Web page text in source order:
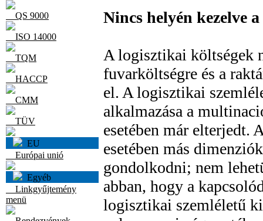
QS 9000
ISO 14000
TQM
HACCP
CMM
TÜV
EU
Európai unió
Egyéb
Linkgyűjtemény
menü
Nincs helyén kezelve
A logisztikai költségek
fuvarköltségre és a
el. A logisztikai
alkalmazása a
esetében már elterjedt.
esetében más
gondolkodni; nem
abban, hogy a
logisztikai szemléletű